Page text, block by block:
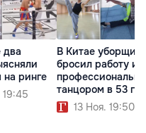
два
на ринге
В Китае уборщик
бросил работу и
танцором в 53
13 Ноя. 19:50